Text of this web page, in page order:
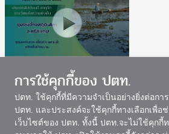
การใช้คุกกี้ของ ปตท.
ปตท. ใช้คุกกี้ที่มีความจำเป็นอย่างยิ่งต่อกา
ปตท. และประสงค์จะใช้คุกกี้ทางเลือกเพื่อ
เว็บไซต์ของ ปตท. ทั้งนี้ ปตท.จะไม่ใช้คุกกี้